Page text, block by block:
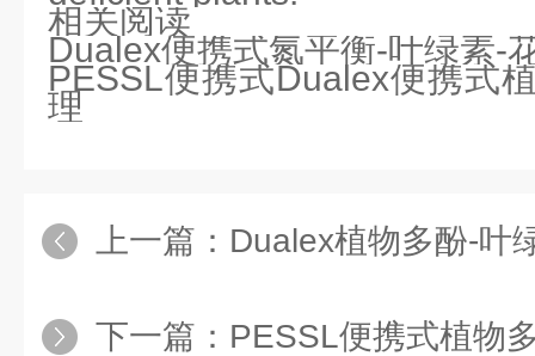
相关阅读
Dualex便携式氮平衡-叶绿素-
PESSL便携式Dualex便携式
理
上一篇： Dualex植物多酚-叶绿素仪：根际
下一篇： PESSL便携式植物多酚叶绿